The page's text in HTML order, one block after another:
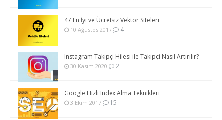
47 En İyi ve Ücretsiz Vektör Siteleri
10 Ağustos 2017 4
Instagram Takipçi Hilesi ile Takipçi Nasıl Artırılır?
30 Kasım 2020 2
Google Hızlı Index Alma Teknikleri
3 Ekim 2017 15